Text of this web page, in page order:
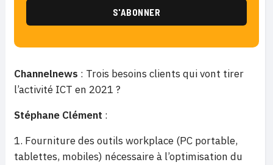
Channelnews : Trois besoins clients qui vont tirer
l’activité ICT en 2021 ?
Stéphane Clément :
Fourniture des outils workplace (PC portable,
tablettes, mobiles) nécessaire à l’optimisation du